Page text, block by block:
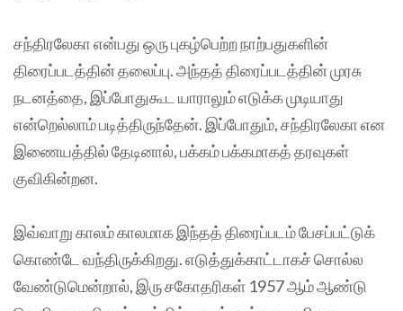
சந்திரலேகா என்பது ஒரு புகழ்பெற்ற நாற்பதுகளின்
திரைப்படத்தின் தலைப்பு. அந்தத் திரைப்படத்தின் முரசு
நடனத்தை, இப்போதுகூட யாராலும் எடுக்க முடியாது
என்றெல்லாம் படித்திருந்தேன். இப்போதும், சந்திரலேகா என
இணையத்தில் தேடினால், பக்கம் பக்கமாகத் தரவுகள்
குவிகின்றன.
இவ்வாறு காலம் காலமாக இந்தத் திரைப்படம் பேசப்பட்டுக்
கொண்டே வந்திருக்கிறது. எடுத்துக்காட்டாகச் சொல்ல
வேண்டுமென்றால், இரு சகோதரிகள் 1957 ஆம் ஆண்டு